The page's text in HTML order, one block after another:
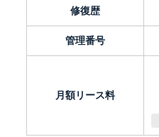
修復歴
管理番号
月額リース料